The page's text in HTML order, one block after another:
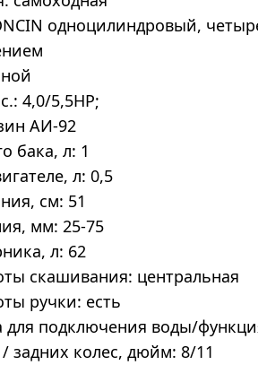
одноцилиндровый,
4,0/5,5HP;
АИ-92
бака, л: 1
л: 0,5
см: 51
мм: 25-75
л: 62
скашивания: центральная
ручки: есть
подключения воды/
задних колес, дюйм: 8/11